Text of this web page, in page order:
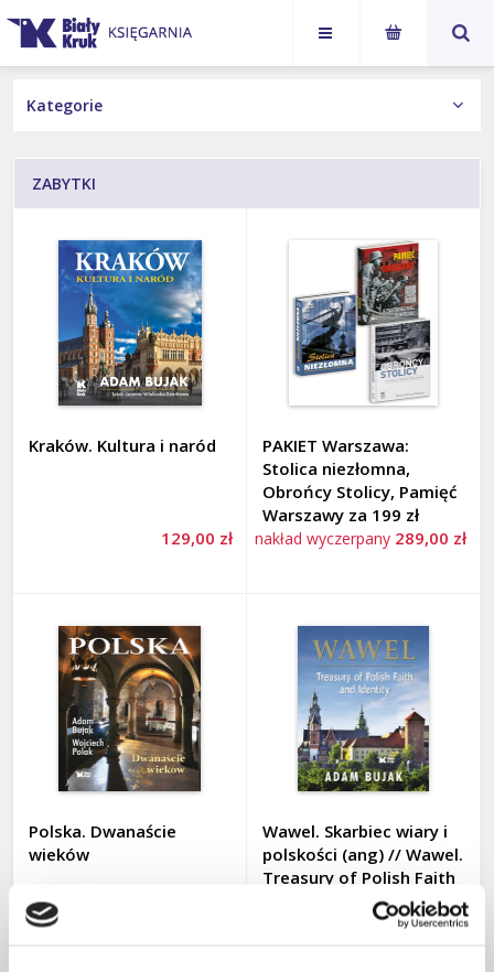
NASI AUTORZY
Karol
Nawrocki
Jan Paweł
KSIĄŻKI
Wydania Obcojęzyczne
Książka z autografem
Kategorie
ALBUMY
BIOGRAFIE
DLA DZIECI I MŁODZIEŻY
POLITYKA I SPOŁECZEŃSTWO
WIARA
ZAGROŻENIA
Autorzy
Na prezent
WPIS
KALENDARZE
ZABYTKI
Kraków. Kultura i naród
129,00 zł
PAKIET Warszawa:
Stolica niezłomna,
Obrońcy Stolicy, Pamięć
Warszawy za 199 zł
nakład wyczerpany 289,00 zł
Polska. Dwanaście
wieków
nakład wyczerpany
Wawel. Skarbiec wiary i
polskości (ang) // Wawel.
Treasury of Polish Faith
149,00 zł